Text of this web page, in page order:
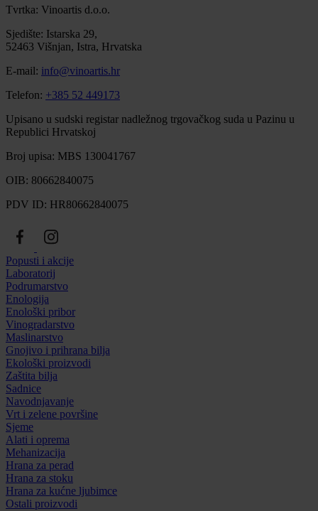
Tvrtka: Vinoartis d.o.o.
Sjedište: Istarska 29,
52463 Višnjan, Istra, Hrvatska
E-mail: info@vinoartis.hr
Telefon: +385 52 449173
Upisano u sudski registar nadležnog trgovačkog suda u Pazinu u
Republici Hrvatskoj
Broj upisa: MBS 130041767
OIB: 80662840075
PDV ID: HR80662840075
Popusti i akcije
Laboratorij
Podrumarstvo
Enologija
Enološki pribor
Vinogradarstvo
Maslinarstvo
Gnojivo i prihrana bilja
Ekološki proizvodi
Zaštita bilja
Sadnice
Navodnjavanje
Vrt i zelene površine
Sjeme
Alati i oprema
Mehanizacija
Hrana za perad
Hrana za stoku
Hrana za kućne ljubimce
Ostali proizvodi